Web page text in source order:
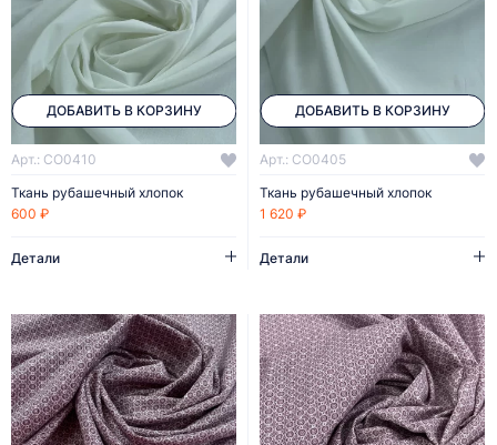
ДОБАВИТЬ В КОРЗИНУ
Арт.: CO0410
Ткань рубашечный хлопок
600 ₽
Детали
ДОБАВИТЬ В КОРЗИНУ
Арт.: CO0405
Ткань рубашечный хлопок
1 620 ₽
Детали